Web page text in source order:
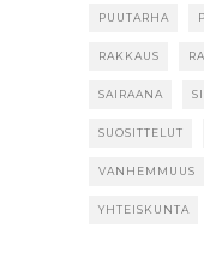
PUUTARHA
RAKKAUS
SAIRAANA
SUOSITTELUT
VANHEMMUUS
YHTEISKUNTA